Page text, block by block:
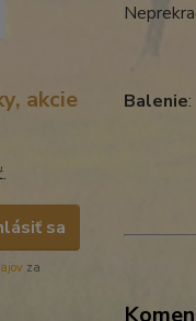
akcie
sa
za
Balenie